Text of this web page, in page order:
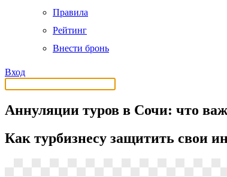
Правила
Рейтинг
Внести бронь
Вход
Аннуляции туров в Сочи: что
Как турбизнесу защитить свои